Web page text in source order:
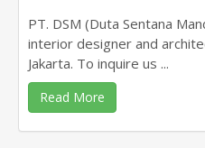
PT. DSM (Duta Sentana
interior designer and
Jakarta. To inquire us ...
Read More